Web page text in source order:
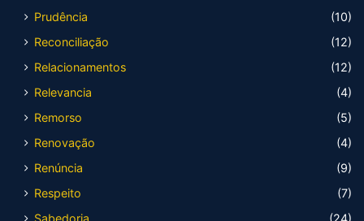
Prudência
(10)
Reconciliação
(12)
Relacionamentos
(12)
Relevancia
(4)
Remorso
(5)
Renovação
(4)
Renúncia
(9)
Respeito
(7)
Sabedoria
(24)